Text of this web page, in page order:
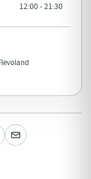
12:00 - 21:30